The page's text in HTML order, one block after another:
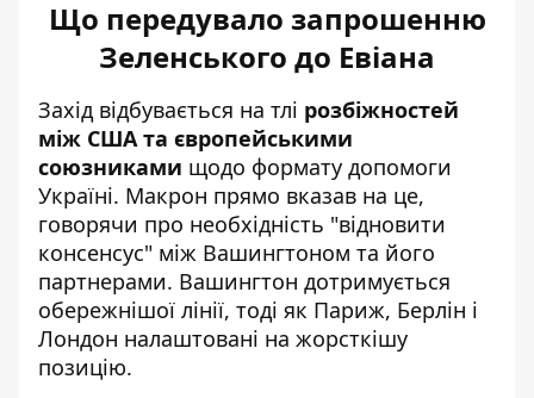
Що передувало запрошенню
Зеленського до Евіана
Захід відбувається на тлі розбіжностей
між США та європейськими
союзниками щодо формату допомоги
Україні. Макрон прямо вказав на це,
говорячи про необхідність "відновити
консенсус" між Вашингтоном та його
партнерами. Вашингтон дотримується
обережнішої лінії, тоді як Париж, Берлін і
Лондон налаштовані на жорсткішу
позицію.